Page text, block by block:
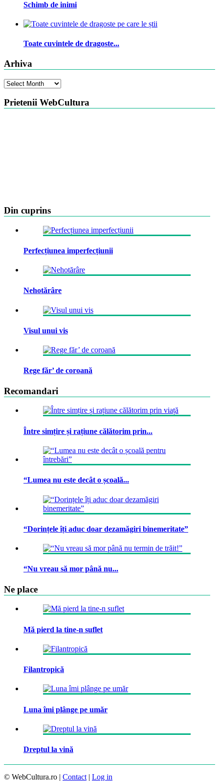
Schimb de inimi
Toate cuvintele de dragoste...
Arhiva
Arhiva
Prietenii WebCultura
Din cuprins
Perfecțiunea imperfecțiunii
Nehotărâre
Visul unui vis
Rege făr’ de coroană
Recomandari
Între simțire și rațiune călătorim prin...
“Lumea nu este decât o școală...
“Dorințele îți aduc doar dezamăgiri binemeritate”
“Nu vreau să mor până nu...
Ne place
Mă pierd la tine-n suflet
Filantropică
Luna îmi plânge pe umăr
Dreptul la vină
© WebCultura.ro | Contact| Log in